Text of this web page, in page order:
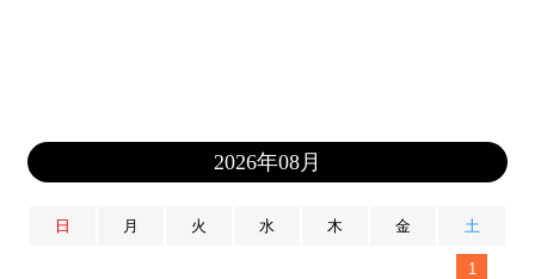
2026年08月
日 月 火 水 木 金 土
1